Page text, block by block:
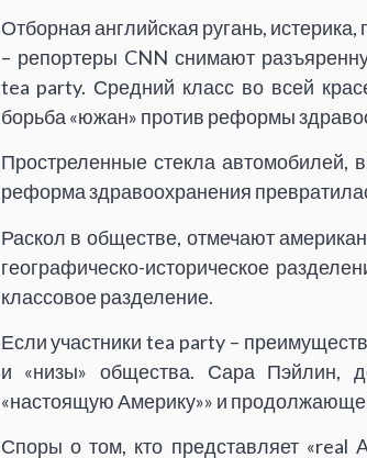
Отборная английская ругань,
– репортеры CNN снимают
tea party. Средний класс во всей
борьба «южан» против реформы
Простреленные стекла
реформа здравоохранения
Раскол в обществе, отмечают
географическо-историческое
классовое разделение.
Если участники tea party –
и «низы» общества. Сара Пэйлин,
«настоящую Америку»» и
Споры о том, кто представляет «real